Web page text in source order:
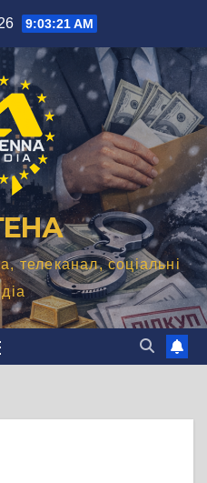
9:03:21 AM
телеканал, соціальні